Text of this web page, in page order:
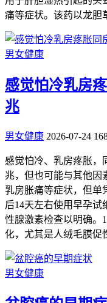
痛等症状。该药以龙胆
男女健康
感觉怕冷乳房
兆
男女健康 2026-07-24
感觉怕冷、乳房疼胀，
兆，但也可能与其他因
乳房胀痛等症状，但单
后14天左右使用早孕试
性腺激素检查以明确。
化，尤其是人绒毛膜促
男女健康